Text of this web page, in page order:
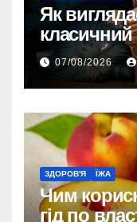
Як
класичний
07/08/2026
ЗДОРОВ'Я ЇЖА
Чим
гід по